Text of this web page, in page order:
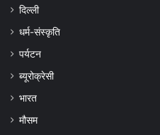
दिल्ली
धर्म-संस्कृति
पर्यटन
ब्यूरोक्रेसी
भारत
मौसम